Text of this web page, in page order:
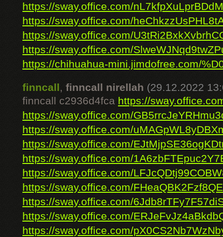
https://sway.office.com/
https://sway.office.com/
https://sway.office.com/
https://sway.office.com/
https://chihuahua-mini.jimdofree.com/
finncall, finncall nirellah (29.12.2022
finncall c2936d4fca https://
https://sway.office.com/
https://sway.office.com/
https://sway.office.com/
https://sway.office.com/
https://sway.office.com/
https://sway.office.com/
https://sway.office.com/
https://sway.office.com/
https://sway.office.com/